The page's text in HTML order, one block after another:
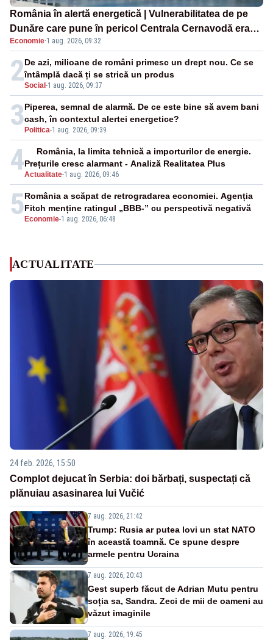
România în alertă energetică | Vulnerabilitatea de pe
Dunăre care pune în pericol Centrala Cernavodă era
cunoscută de pe vremea lui Ceaușescu
Economie·1 aug. 2026, 09:32
2Social -1 aug. 2026, 09:37
De azi, milioane de români primesc un drept nou. Ce se
întâmplă dacă ți se strică un produs
3 Politica-1 aug. 2026, 09:39
Piperea, semnal de alarmă. De ce este bine să avem bani
cash, în contextul alertei energetice?
4Actualitate-1 aug. 2026, 09:46
România, la limita tehnică a importurilor de energie.
Prețurile cresc alarmant - Analiză Realitatea Plus
5 Economie-1 aug. 2026, 06:48
România a scăpat de retrogradarea economiei. Agenția
Fitch menține ratingul „BBB-” cu perspectivă negativă
ACTUALITATE
24 feb. 2026, 15:50
Complot dejucat în Serbia: doi bărbați, suspectați că
plănuiau asasinarea lui Vučić
7 aug. 2026, 21:42
Trump: Rusia ar putea lovi un stat NATO
în această toamnă. Ce spune despre
armele pentru Ucraina
7 aug. 2026, 20:43
Gest superb făcut de Adrian Mutu pentru
soția sa, Sandra. Zeci de mii de oameni au
văzut imaginile
7 aug. 2026, 19:45